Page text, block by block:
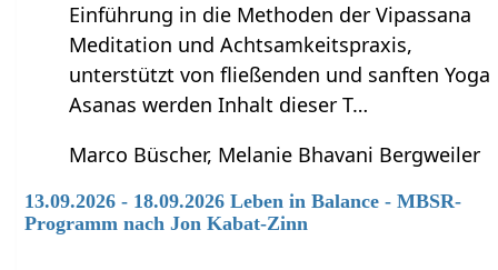
Einführung in die Methoden der Vipassana
Meditation und Achtsamkeitspraxis,
unterstützt von fließenden und sanften Yoga
Asanas werden Inhalt dieser T…
Marco Büscher, Melanie Bhavani Bergweiler
13.09.2026 - 18.09.2026 Leben in Balance - MBSR-
Programm nach Jon Kabat-Zinn